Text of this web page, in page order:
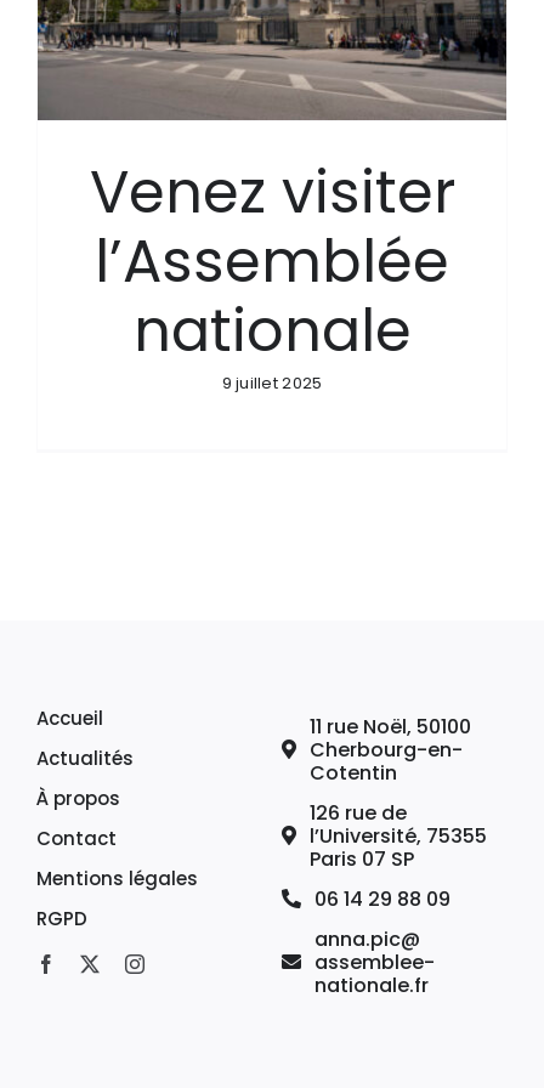
Venez visiter
l’Assemblée
nationale
9 juillet 2025
Accueil
Actualités
À propos
Contact
Mentions légales
RGPD
11 rue Noël, 50100
Cherbourg-en-
Cotentin
126 rue de
l’Université, 75355
Paris 07 SP
06 14 29 88 09
anna.pic@
assemblee-
nationale.fr